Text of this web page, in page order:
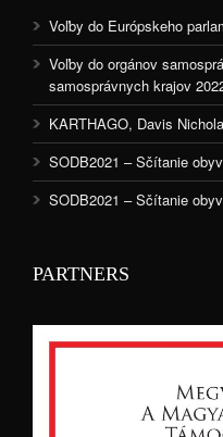
Voľby do Európskeho
Voľby do orgánov
samosprávnych krajov
KARTHAGO, Davis
SODB2021 – Sčítanie
SODB2021 – Sčítanie
PARTNERS